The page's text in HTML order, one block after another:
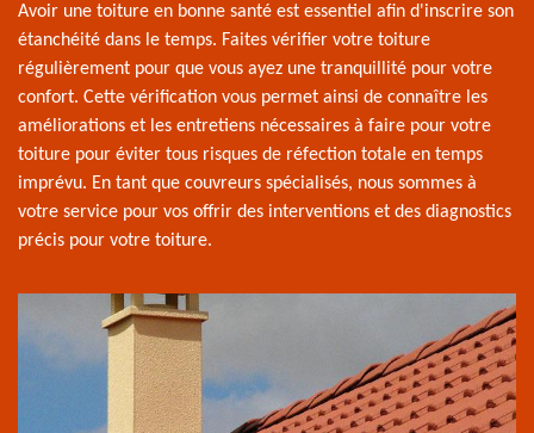
Avoir une toiture en bonne santé est essentiel afin d'inscrire son
étanchéité dans le temps. Faites vérifier votre toiture
régulièrement pour que vous ayez une tranquillité pour votre
confort. Cette vérification vous permet ainsi de connaître les
améliorations et les entretiens nécessaires à faire pour votre
toiture pour éviter tous risques de réfection totale en temps
imprévu. En tant que couvreurs spécialisés, nous sommes à
votre service pour vos offrir des interventions et des diagnostics
précis pour votre toiture.